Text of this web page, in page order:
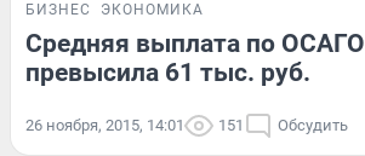
БИЗНЕС ЭКОНОМИКА
Средняя выплата по ОСАГО
превысила 61 тыс. руб.
26 ноября, 2015, 14:01 151 Обсудить